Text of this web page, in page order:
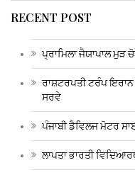
RECENT POST
ਪ੍ਰਾਮਿਲਾ ਜੈਯਾਪਾਲ ਮੁੜ
ਰਾਸ਼ਟਰਪਤੀ ਟਰੰਪ
ਸਰਵੇ
ਪੰਜਾਬੀ ਡੈਵਿਲਜ ਮੋਟਰ
ਲਾਪਤਾ ਭਾਰਤੀ